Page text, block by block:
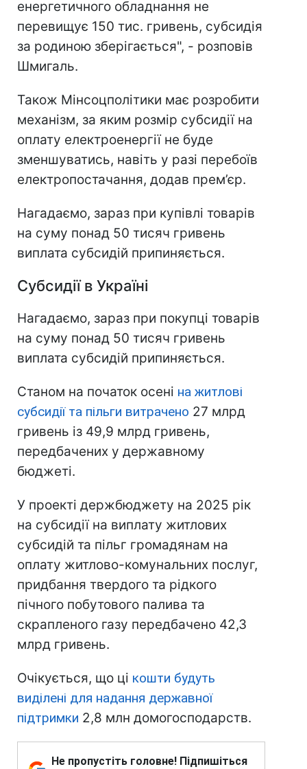
енергетичного обладнання не
перевищує 150 тис. гривень, субсидія
за родиною зберігається", - розповів
Шмигаль.
Також Мінсоцполітики має розробити
механізм, за яким розмір субсидії на
оплату електроенергії не буде
зменшуватись, навіть у разі перебоїв
електропостачання, додав прем’єр.
Нагадаємо, зараз при купівлі товарів
на суму понад 50 тисяч гривень
виплата субсидій припиняється.
Субсидії в Україні
Нагадаємо, зараз при покупці товарів
на суму понад 50 тисяч гривень
виплата субсидій припиняється.
Станом на початок осені на житлові
субсидії та пільги витрачено 27 млрд
гривень із 49,9 млрд гривень,
передбачених у державному
бюджеті.
У проекті держбюджету на 2025 рік
на субсидії на виплату житлових
субсидій та пільг громадянам на
оплату житлово-комунальних послуг,
придбання твердого та рідкого
пічного побутового палива та
скрапленого газу передбачено 42,3
млрд гривень.
Очікується, що ці кошти будуть
виділені для надання державної
підтримки 2,8 млн домогосподарств.
Не пропустіть головне! Підпишіться